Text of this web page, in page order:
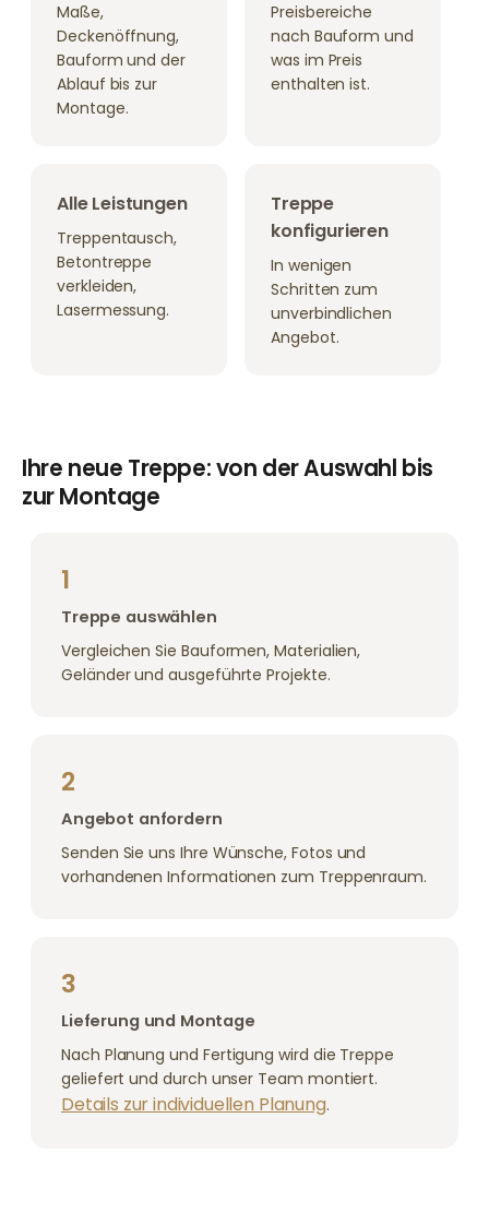
Maße,
Deckenöffnung,
Bauform und der
Ablauf bis zur
Montage.
Preisbereiche
nach Bauform und
was im Preis
enthalten ist.
Alle Leistungen
Treppentausch,
Betontreppe
verkleiden,
Lasermessung.
Treppe
konfigurieren
In wenigen
Schritten zum
unverbindlichen
Angebot.
Ihre neue Treppe: von der Auswahl bis
zur Montage
1
Treppe auswählen
Vergleichen Sie Bauformen, Materialien,
Geländer und ausgeführte Projekte.
2
Angebot anfordern
Senden Sie uns Ihre Wünsche, Fotos und
vorhandenen Informationen zum Treppenraum.
3
Lieferung und Montage
Nach Planung und Fertigung wird die Treppe
geliefert und durch unser Team montiert.
Details zur individuellen Planung.